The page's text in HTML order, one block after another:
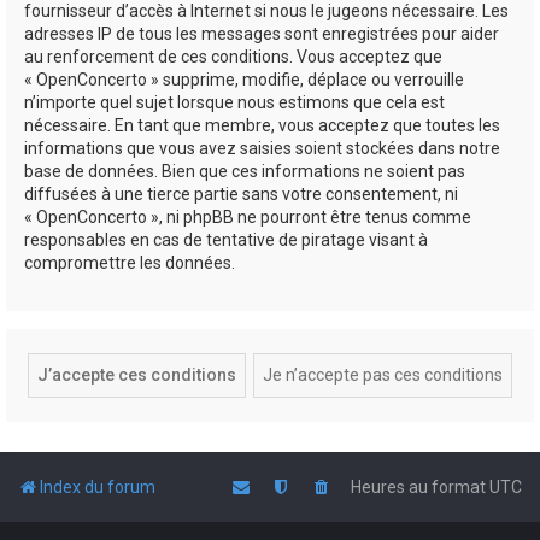
fournisseur d’accès à Internet si nous le jugeons nécessaire. Les
adresses IP de tous les messages sont enregistrées pour aider
au renforcement de ces conditions. Vous acceptez que
« OpenConcerto » supprime, modifie, déplace ou verrouille
n’importe quel sujet lorsque nous estimons que cela est
nécessaire. En tant que membre, vous acceptez que toutes les
informations que vous avez saisies soient stockées dans notre
base de données. Bien que ces informations ne soient pas
diffusées à une tierce partie sans votre consentement, ni
« OpenConcerto », ni phpBB ne pourront être tenus comme
responsables en cas de tentative de piratage visant à
compromettre les données.
Index du forum Heures au formatUTC